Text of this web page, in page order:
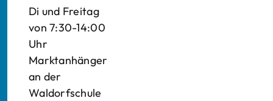
Di und Freitag
von 7:30-14:00
Uhr
Marktanhänger
an der
Waldorfschule